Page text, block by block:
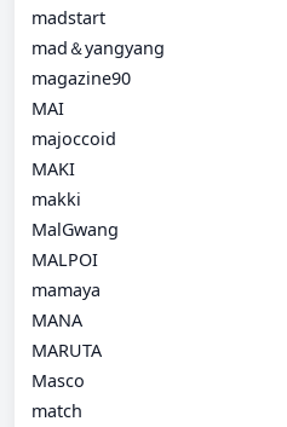
madstart
mad＆yangyang
magazine90
MAI
majoccoid
MAKI
makki
MalGwang
MALPOI
mamaya
MANA
MARUTA
Masco
match